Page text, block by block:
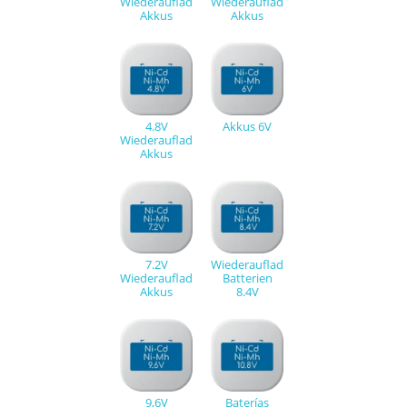
Akkus
Akkus
4.8V
Wiederaufladbare
Akkus
Akkus 6V
7.2V
Wiederaufladbare
Akkus
Wiederaufladbare
Batterien
8.4V
9,6V Baterías